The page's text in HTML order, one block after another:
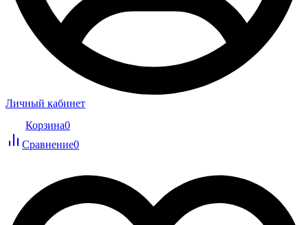
Личный кабинет
Корзина0
Сравнение0